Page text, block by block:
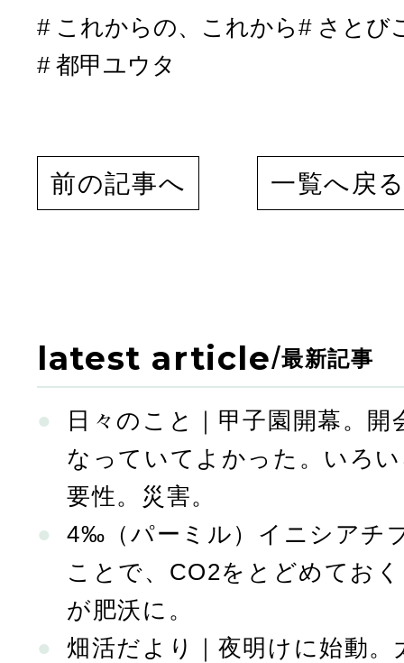
これからの、これから さとび
都甲ユウタ
前の記事へ 一覧へ戻
latest article/最新記事
日々のこと｜甲子園開幕。
なっていてよかった。いろ
要性。災害。
4‰（パーミル）イニシアチ
ことで、CO2をとどめてお
が肥沃に。
畑活だより｜夜明けに始動